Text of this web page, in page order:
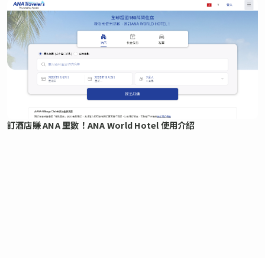
訂酒店賺 ANA 里數！ANA World Hotel 使用介紹